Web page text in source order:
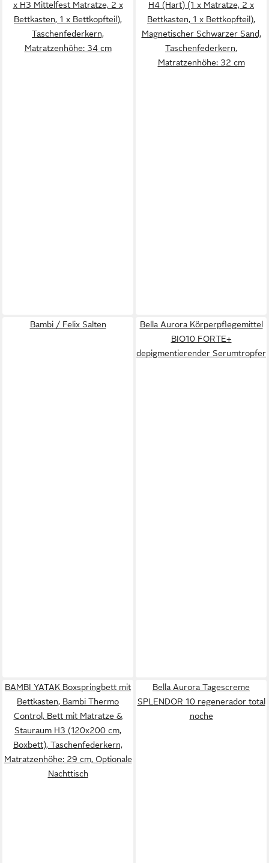
x H3 Mittelfest Matratze, 2 x
Bettkasten, 1 x Bettkopfteil),
Taschenfederkern,
Matratzenhöhe: 34 cm
H4 (Hart) (1 x Matratze, 2 x
Bettkasten, 1 x Bettkopfteil),
Magnetischer Schwarzer Sand,
Taschenfederkern,
Matratzenhöhe: 32 cm
Bambi / Felix Salten
Bella Aurora Körperpflegemittel
BIO10 FORTE+
depigmentierender Serumtropfer
BAMBI YATAK Boxspringbett mit
Bettkasten, Bambi Thermo
Control, Bett mit Matratze &
Stauraum H3 (120x200 cm,
Boxbett), Taschenfederkern,
Matratzenhöhe: 29 cm, Optionale
Nachttisch
Bella Aurora Tagescreme
SPLENDOR 10 regenerador total
noche